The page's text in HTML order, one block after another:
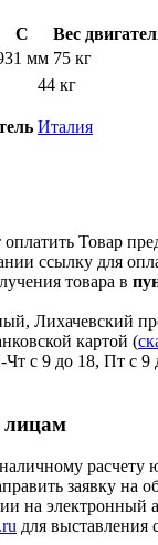
C Вес
мм 75 кг
44 кг
Италия
Товар
ссылку для
товара в
Лихачевский
картой (
с 9 до 18, Пт с 9
расчету
заявку на
на электронный
для выставления